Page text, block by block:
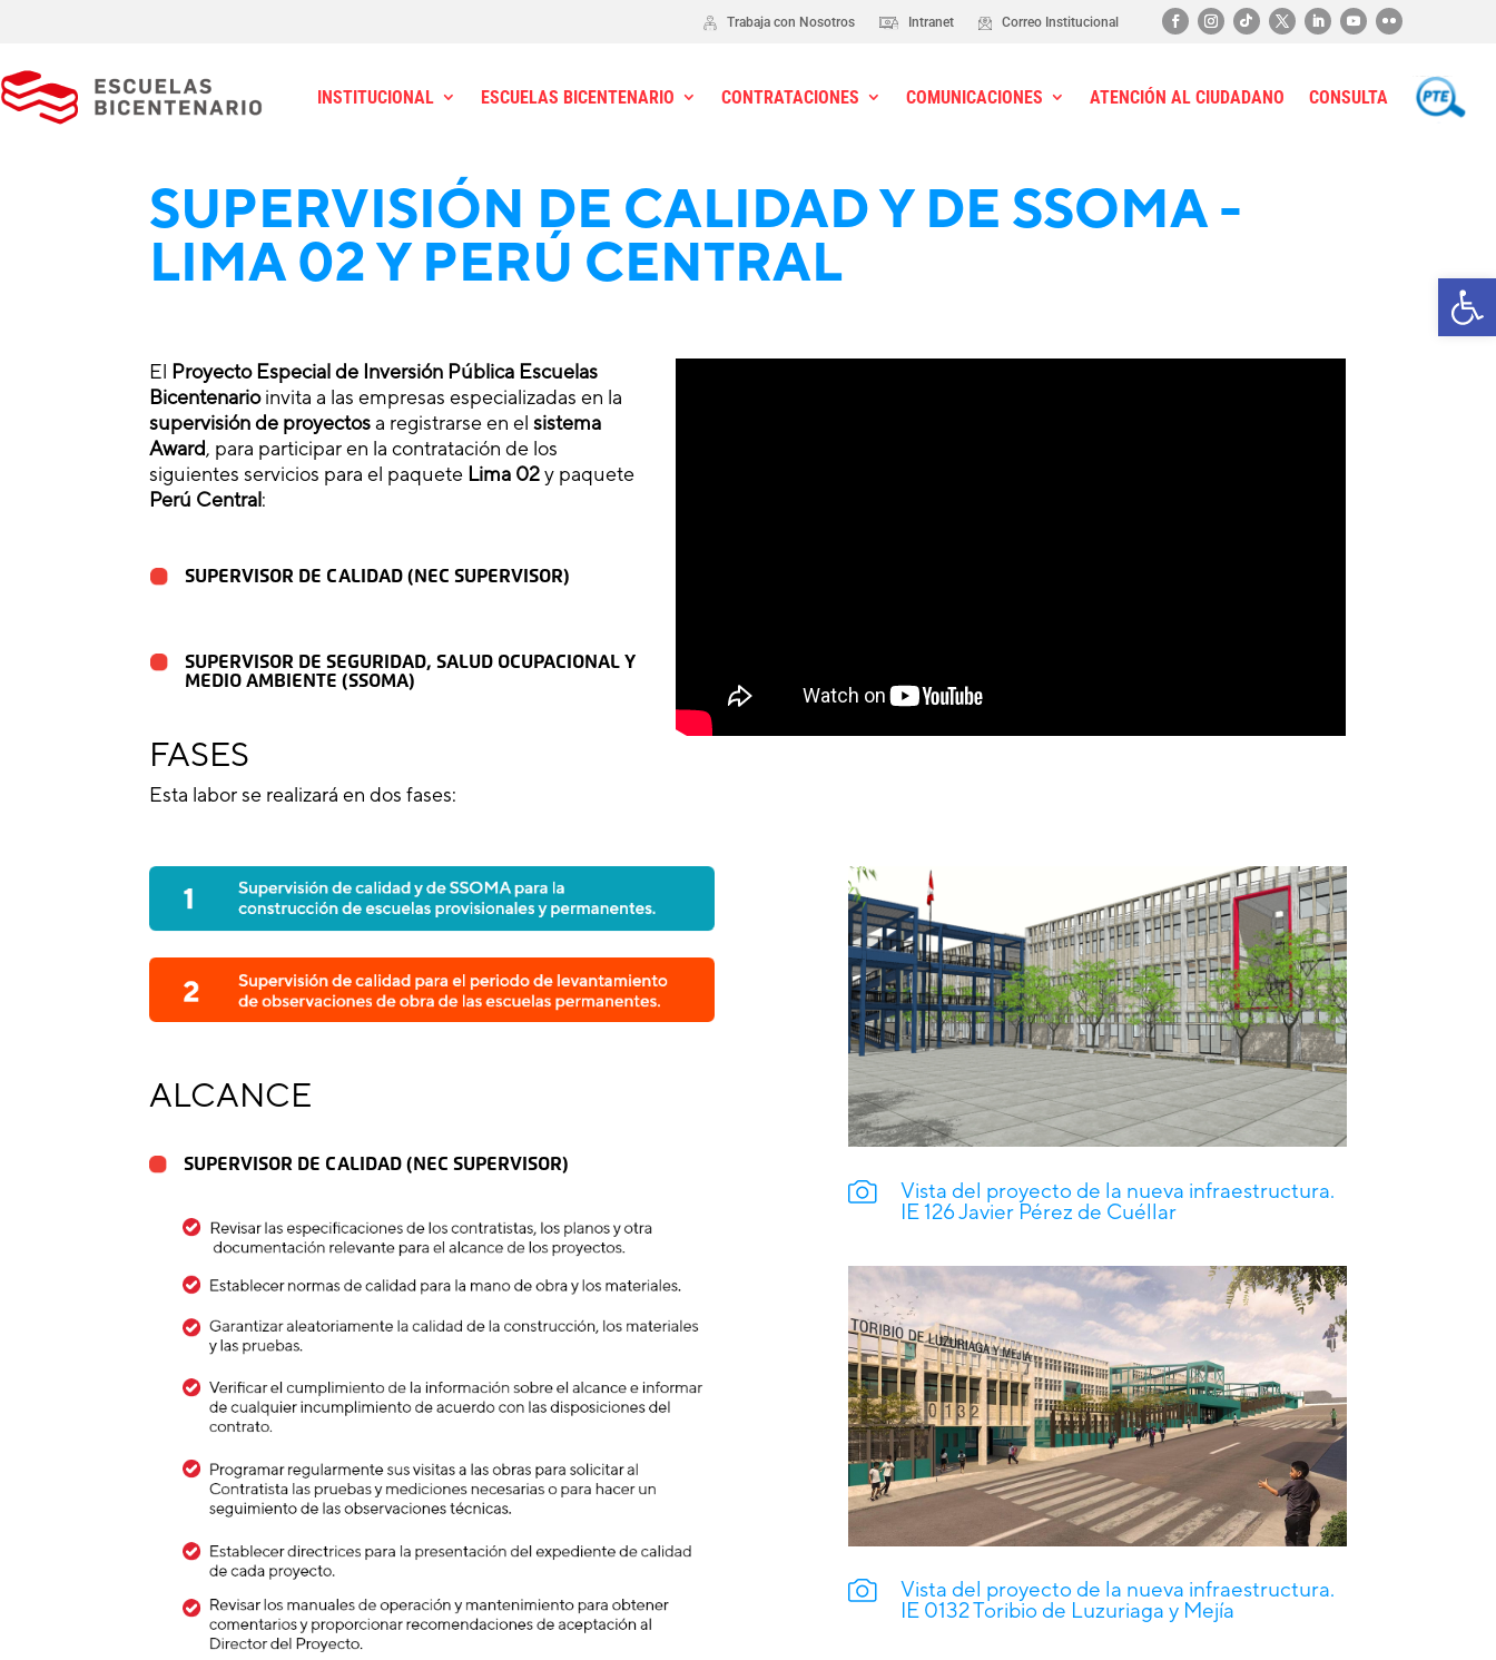
Trabaja con Nosotros Intranet Correo Institucional
INSTITUCIONAL ESCUELAS BICENTENARIO CONTRATACIONES COMUNICACIONES ATENCIÓN AL CIUDADANO CONSULTA PTE
SUPERVISIÓN DE CALIDAD Y DE SSOMA -
LIMA 02 Y PERÚ CENTRAL
El Proyecto Especial de Inversión Pública Escuelas
Bicentenarioinvita a las empresas especializadas en la
supervisión de proyectosa registrarse en elsistema
Award, para participar en la contratación de los
siguientes servicios para el paquete Lima 02y paquete
Perú Central:
SUPERVISOR DE CALIDAD (NEC SUPERVISOR)
SUPERVISOR DE SEGURIDAD, SALUD OCUPACIONAL Y
MEDIO AMBIENTE (SSOMA)
FASES
Esta labor se realizará en dos fases:
ALCANCE
SUPERVISOR DE CALIDAD (NEC SUPERVISOR)
Vista del proyecto de la nueva infraestructura.
IE 126 Javier Pérez de Cuéllar
Vista del proyecto de la nueva infraestructura.
IE 0132 Toribio de Luzuriaga y Mejía